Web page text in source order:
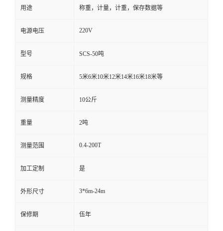
用途 称重，计量，计重，保存数据等
电源电压 220V
型号 SCS-50吨
规格 5米6米10米12米14米16米18米等
测量精度 10公斤
重量 2吨
测量范围 0.4-200T
加工定制 是
外形尺寸 3*6m-24m
保修期 伍年